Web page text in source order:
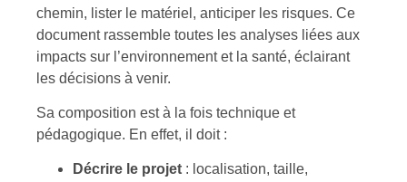
chemin, lister le matériel, anticiper les risques. Ce
document rassemble toutes les analyses liées aux
impacts sur l’environnement et la santé, éclairant
les décisions à venir.
Sa composition est à la fois technique et
pédagogique. En effet, il doit :
Décrire le projet : localisation, taille,